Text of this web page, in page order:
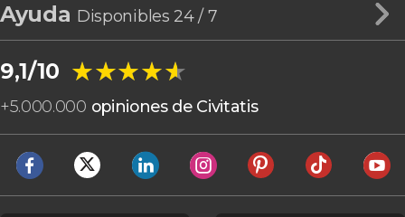
Ayuda Disponibles 24 / 7
9,1/10 ★★★★★
★★★★★
+5.000.000 opiniones de Civitatis